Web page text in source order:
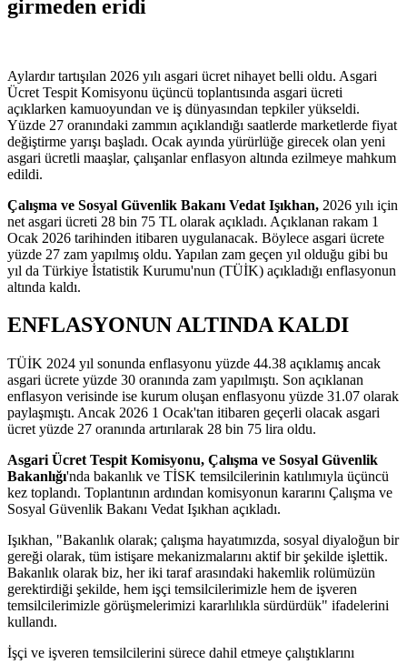
girmeden eridi
Aylardır tartışılan 2026 yılı asgari ücret nihayet belli oldu. Asgari
Ücret Tespit Komisyonu üçüncü toplantısında asgari ücreti
açıklarken kamuoyundan ve iş dünyasından tepkiler yükseldi.
Yüzde 27 oranındaki zammın açıklandığı saatlerde marketlerde fiyat
değiştirme yarışı başladı. Ocak ayında yürürlüğe girecek olan yeni
asgari ücretli maaşlar, çalışanlar enflasyon altında ezilmeye mahkum
edildi.
Çalışma ve Sosyal Güvenlik Bakanı Vedat Işıkhan, 2026 yılı için
net asgari ücreti 28 bin 75 TL olarak açıkladı. Açıklanan rakam 1
Ocak 2026 tarihinden itibaren uygulanacak. Böylece asgari ücrete
yüzde 27 zam yapılmış oldu. Yapılan zam geçen yıl olduğu gibi bu
yıl da Türkiye İstatistik Kurumu'nun (TÜİK) açıkladığı enflasyonun
altında kaldı.
ENFLASYONUN ALTINDA KALDI
TÜİK 2024 yıl sonunda enflasyonu yüzde 44.38 açıklamış ancak
asgari ücrete yüzde 30 oranında zam yapılmıştı. Son açıklanan
enflasyon verisinde ise kurum oluşan enflasyonu yüzde 31.07 olarak
paylaşmıştı. Ancak 2026 1 Ocak'tan itibaren geçerli olacak asgari
ücret yüzde 27 oranında artırılarak 28 bin 75 lira oldu.
Asgari Ücret Tespit Komisyonu, Çalışma ve Sosyal Güvenlik
Bakanlığı'nda bakanlık ve TİSK temsilcilerinin katılımıyla üçüncü
kez toplandı. Toplantının ardından komisyonun kararını Çalışma ve
Sosyal Güvenlik Bakanı Vedat Işıkhan açıkladı.
Işıkhan, "Bakanlık olarak; çalışma hayatımızda, sosyal diyaloğun bir
gereği olarak, tüm istişare mekanizmalarını aktif bir şekilde işlettik.
Bakanlık olarak biz, her iki taraf arasındaki hakemlik rolümüzün
gerektirdiği şekilde, hem işçi temsilcilerimizle hem de işveren
temsilcilerimizle görüşmelerimizi kararlılıkla sürdürdük" ifadelerini
kullandı.
İşçi ve işveren temsilcilerini sürece dahil etmeye çalıştıklarını